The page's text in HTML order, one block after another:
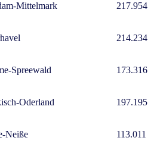
Mittelmark 217.954
214.234
Spreewald 173.316
Oderland 197.195
Neiße 113.011